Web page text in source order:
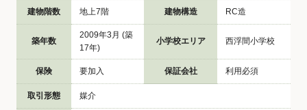
建物階数 地上7階 建物構造 RC造
築年数
2009年3月 (築
17年)
小学校エリア 西浮間小学校
保険 要加入 保証会社 利用必須
取引形態 媒介